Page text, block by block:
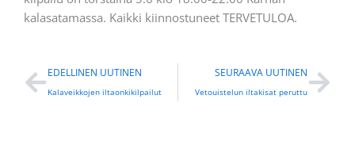
kalasatamassa. Kaikki kiinnostuneet TERVETULOA.
PrevEDELLINEN UUTINEN
Kalaveikkojen iltaonkikilpailut
SEURAAVA UUTINEN
Vetouistelun iltakisat peruttu